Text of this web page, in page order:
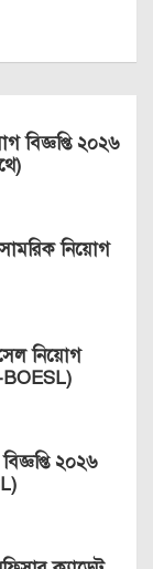
বিজ্ঞপ্তি ২০২৬
নিয়োগ
নিয়োগ
BOESL)
২০২৬